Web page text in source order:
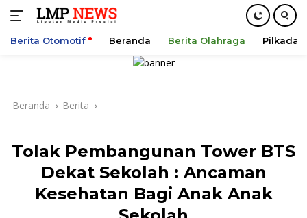
Berita Otomotif Beranda Berita Olahraga Pilkada
Beranda Berita
Tolak Pembangunan Tower BTS
Dekat Sekolah : Ancaman
Kesehatan Bagi Anak Anak